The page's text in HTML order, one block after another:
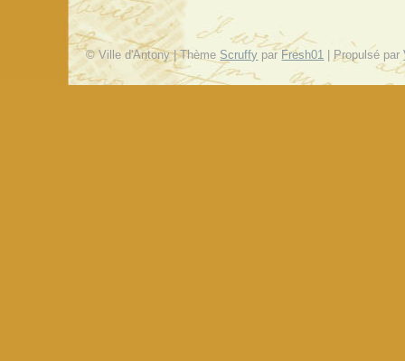
© Ville d'Antony | Thème Scruffy par Fresh01 | Propulsé par